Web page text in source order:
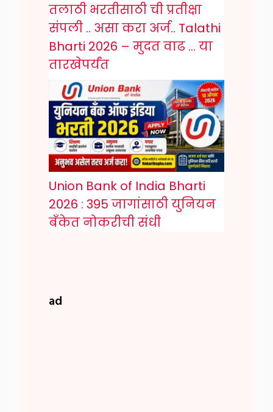
तलाठी भरतीसाठी ची प्रतीक्षा
संपली .. असा करा अर्ज.. Talathi
Bharti 2026 – मुदत वाढ … या
तारखेपर्यंत
Union Bank of India Bharti
2026 : 395 जागांसाठी युनियन
बँकेत नोकरीची संधी
ad